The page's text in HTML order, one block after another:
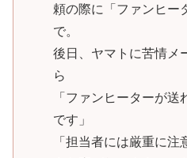
頼の際に「ファンヒー
で。
後日、 ヤマト に苦情メ
ら
「ファンヒーターが
です」
「担当者には厳重に